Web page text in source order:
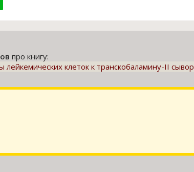
про книгу:
клеток к транскобаламину-II